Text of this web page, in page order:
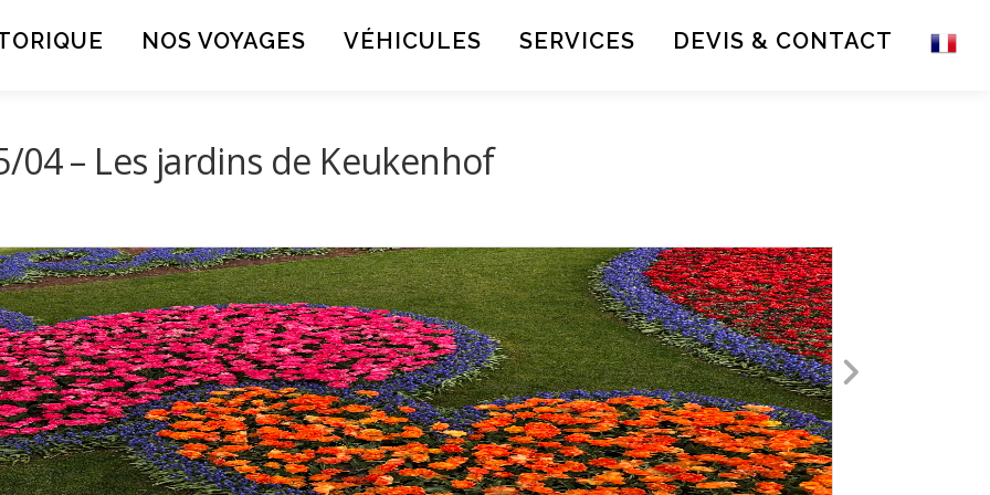
NOS VOYAGES VÉHICULES SERVICES DEVIS & CONTACT
04 – Les jardins de Keukenhof